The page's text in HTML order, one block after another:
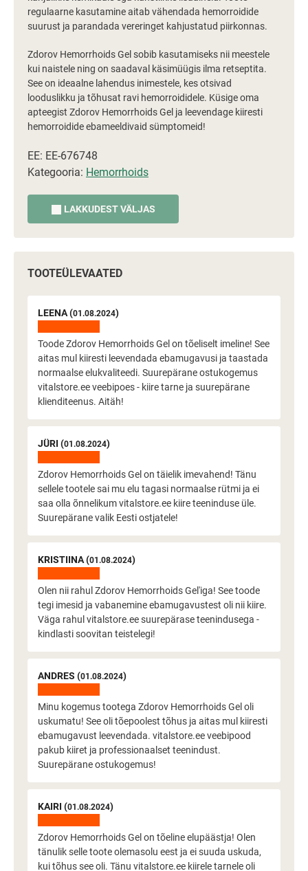
regulaarne kasutamine aitab vähendada hemorroidide
suurust ja parandada vereringet kahjustatud piirkonnas.
Zdorov Hemorrhoids Gel sobib kasutamiseks nii meestele
kui naistele ning on saadaval käsimüügis ilma retseptita.
See on ideaalne lahendus inimestele, kes otsivad
looduslikku ja tõhusat ravi hemorroididele. Küsige oma
apteegist Zdorov Hemorrhoids Gel ja leevendage kiiresti
hemorroidide ebameeldivaid sümptomeid!
EE: EE-676748
Kategooria: Hemorrhoids
LAKKUDEST VÄLJAS
TOOTEÜLEVAATED
LEENA (01.08.2024)
Toode Zdorov Hemorrhoids Gel on tõeliselt imeline! See
aitas mul kiiresti leevendada ebamugavusi ja taastada
normaalse elukvaliteedi. Suurepärane ostukogemus
vitalstore.ee veebipoes - kiire tarne ja suurepärane
klienditeenus. Aitäh!
JÜRI (01.08.2024)
Zdorov Hemorrhoids Gel on täielik imevahend! Tänu
sellele tootele sai mu elu tagasi normaalse rütmi ja ei
saa olla õnnelikum vitalstore.ee kiire teeninduse üle.
Suurepärane valik Eesti ostjatele!
KRISTIINA (01.08.2024)
Olen nii rahul Zdorov Hemorrhoids Gel'iga! See toode
tegi imesid ja vabanemine ebamugavustest oli nii kiire.
Väga rahul vitalstore.ee suurepärase teenindusega -
kindlasti soovitan teistelegi!
ANDRES (01.08.2024)
Minu kogemus tootega Zdorov Hemorrhoids Gel oli
uskumatu! See oli tõepoolest tõhus ja aitas mul kiiresti
ebamugavust leevendada. vitalstore.ee veebipood
pakub kiiret ja professionaalset teenindust.
Suurepärane ostukogemus!
KAIRI (01.08.2024)
Zdorov Hemorrhoids Gel on tõeline elupäästja! Olen
tänulik selle toote olemasolu eest ja ei suuda uskuda,
kui tõhus see oli. Tänu vitalstore.ee kiirele tarnele oli